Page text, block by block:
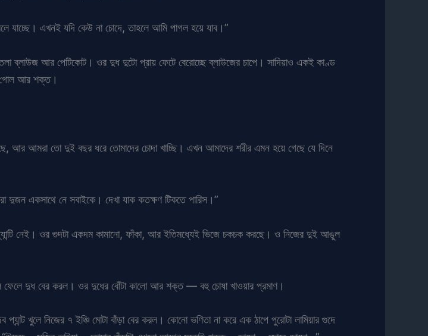
যাচ্ছে। এখনই যদি কেউ না চোদে, তাহলে আমি পাগল হয়ে যাব।”
ব্লাউজ আর পেটিকোট। ওর দুধ দুটো প্রায় ফেটে বেরোচ্ছে ব্লাউজের চাপে। সাদিয়াও একই কাণ্ড
গোল আর শক্ত।
আমরা তো দুই বছর ধরে তোমাদের চোদা খাচ্ছি। এখন আমাদের শরীর এমন হয়ে গেছে যে দিনে
একসাথে নে সবাইকে। দেখা যাক কতক্ষণ টিকতে পারিস।”
প্যান্টি নেই। ওর গুদটা একদম কামানো, ফাঁকা, আর ইতিমধ্যেই ভিজে চকচক করছে। ও নিজের দুই আঙুল
দুধ বের করল। ওর দুধের বোঁটা কালো আর শক্ত — বহু চোষা খাওয়ার প্রমাণ।
খুলে নিজের ৭ ইঞ্চি মোটা বাঁড়া বের করল। কোনো ভণিতা না করে এক ঠাপে পুরোটা লামিয়ার গুদে